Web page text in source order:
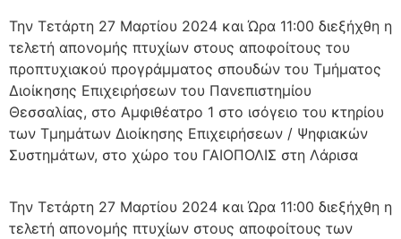
Την Τετάρτη 27 Μαρτίου 2024 και Ώρα 11:00 διεξήχθη η
τελετή απονομής πτυχίων στους αποφοίτους του
προπτυχιακού προγράμματος σπουδών του Τμήματος
Διοίκησης Επιχειρήσεων του Πανεπιστημίου
Θεσσαλίας, στο Αμφιθέατρο 1 στο ισόγειο του κτηρίου
των Τμημάτων Διοίκησης Επιχειρήσεων / Ψηφιακών
Συστημάτων, στο χώρο του ΓΑΙΟΠΟΛΙΣ στη Λάρισα
Την Τετάρτη 27 Μαρτίου 2024 και Ώρα 11:00 διεξήχθη η
τελετή απονομής πτυχίων στους αποφοίτους των